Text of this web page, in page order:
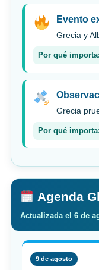
Evento
Grecia y
Por qué
Grecia
Por qué
Agenda
Actualizada el 6 de
9 de agosto